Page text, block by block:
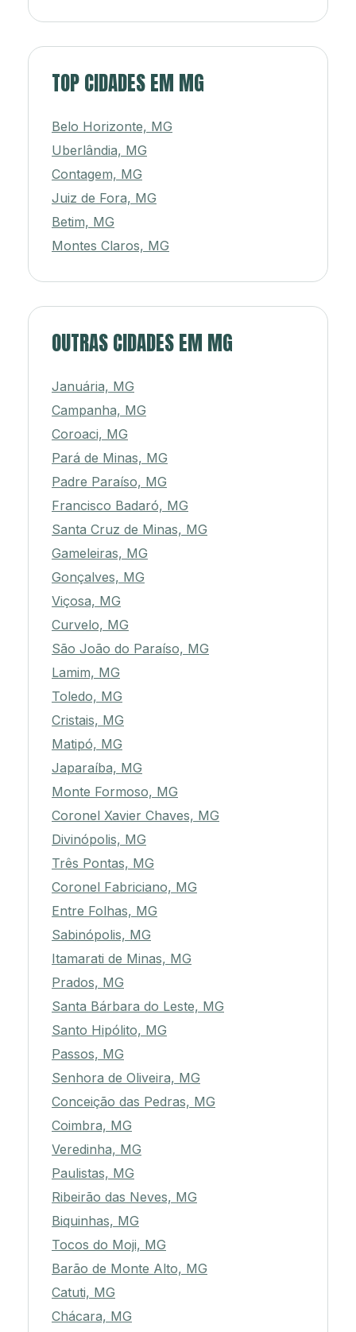
TOP CIDADES EM MG
Belo Horizonte, MG
Uberlândia, MG
Contagem, MG
Juiz de Fora, MG
Betim, MG
Montes Claros, MG
OUTRAS CIDADES EM MG
Januária, MG
Campanha, MG
Coroaci, MG
Pará de Minas, MG
Padre Paraíso, MG
Francisco Badaró, MG
Santa Cruz de Minas, MG
Gameleiras, MG
Gonçalves, MG
Viçosa, MG
Curvelo, MG
São João do Paraíso, MG
Lamim, MG
Toledo, MG
Cristais, MG
Matipó, MG
Japaraíba, MG
Monte Formoso, MG
Coronel Xavier Chaves, MG
Divinópolis, MG
Três Pontas, MG
Coronel Fabriciano, MG
Entre Folhas, MG
Sabinópolis, MG
Itamarati de Minas, MG
Prados, MG
Santa Bárbara do Leste, MG
Santo Hipólito, MG
Passos, MG
Senhora de Oliveira, MG
Conceição das Pedras, MG
Coimbra, MG
Veredinha, MG
Paulistas, MG
Ribeirão das Neves, MG
Biquinhas, MG
Tocos do Moji, MG
Barão de Monte Alto, MG
Catuti, MG
Chácara, MG